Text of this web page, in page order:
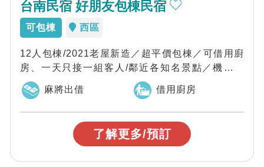
台南民宿 好朋友包棟民宿
可包棟 西區
12人包棟/2021老屋新造／超平價包棟／可借用廚
房、一天只接一組客人/鄰近各知名景點／機能便
利、美食夜市都方便，好朋友包棟民宿主...
麻將出借 借用廚房
了解更多/預訂